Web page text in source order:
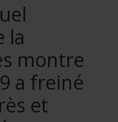
la
montre
a freiné
et